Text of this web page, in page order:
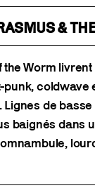
& THE
the Worm
de
baignés dans